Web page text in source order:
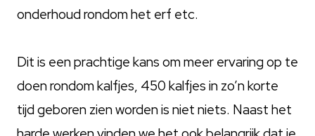
onderhoud rondom het erf etc.
Dit is een prachtige kans om meer ervaring op te
doen rondom kalfjes, 450 kalfjes in zo’n korte
tijd geboren zien worden is niet niets. Naast het